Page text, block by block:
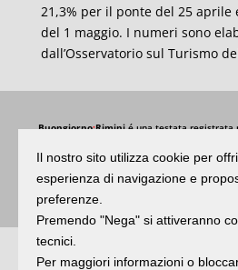
21,3% per il ponte del 25 aprile
del 1 maggio. I numeri sono
dall’Osservatorio sul Turismo
Buongiorno:Riminié una testata registrata
Privacy |
Il nostro sito utilizza cookie per
esperienza di navigazione e
preferenze.
Premendo "Nega" si attiveranno
tecnici.
Per maggiori informazioni o